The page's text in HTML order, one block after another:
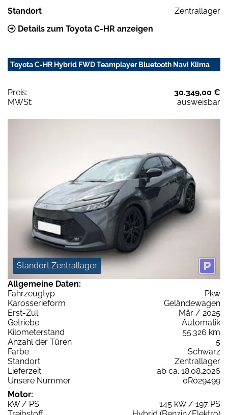
Standort
Zentrallager
Details zum Toyota C-HR anzeigen
Toyota C-HR Hybrid FWD Teamplayer Bluetooth Navi Klima
Preis:
30.349,00 €
MWSt:
ausweisbar
Standort Zentrallager
Allgemeine Daten:
Fahrzeugtyp
Pkw
Karosserieform
Geländewagen
Erst-Zul.
Mär / 2025
Getriebe
Automatik
Kilometerstand
55.326 km
Anzahl der Türen
5
Farbe
Schwarz
Standort
Zentrallager
Lieferzeit
ab ca. 18.08.2026
Unsere Nummer
0R029499
Motor:
kW / PS
145 kW / 197 PS